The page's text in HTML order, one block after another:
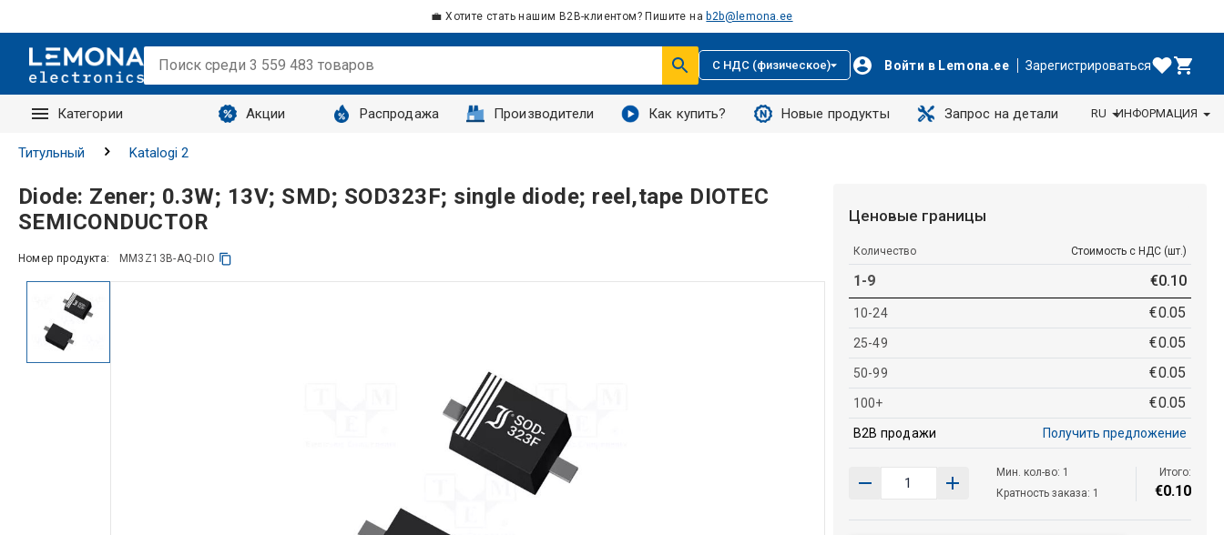
💼 Хотите стать нашим B2B-клиентом? Пишите на b2b@lemona.ee
С НДС (физическое) Войти в Lemona.ee Зарегистрироваться
Категории Акции Распродажа Производители Как купить? Новые продукты Запрос на детали
Запросы
RU ИНФОРМАЦИЯ
Титульный Katalogi 2
Diode: Zener; 0.3W; 13V; SMD; SOD323F; single diode; reel,tape DIOTEC
SEMICONDUCTOR
Номер продукта: MM3Z13B-AQ-DIO
Ценовые границы
Количество Стоимость с НДС (шт.)
1-9 €0.10
10-24 €0.05
25-49 €0.05
50-99 €0.05
100+ €0.05
B2B продажи Получить предложение
Мин. кол-во: 1
Кратность заказа: 1
Итого:
€0.10